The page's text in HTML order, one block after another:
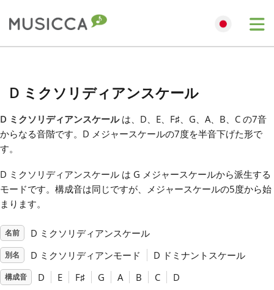
Български
Dansk
Deutsch
Español
D ミクソリディアンスケール
D ミクソリディアンスケールは、D、E、F♯、G、A、B、C の7音
からなる音階です。D メジャースケールの7度を半音下げた形で
す。
D ミクソリディアンスケール は G メジャースケールから派生する
モードです。構成音は同じですが、メジャースケールの5度から始
まります。
名前 D ミクソリディアンスケール
別名 D ミクソリディアンモード D ドミナントスケール
構成音 D E F♯ G A B C D